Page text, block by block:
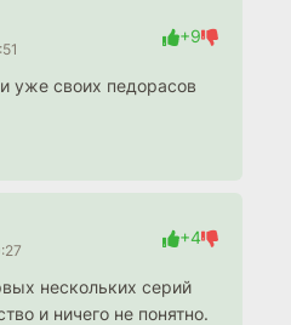
+9
уже своих педорасов
+4
нескольких серий
и ничего не понятно.